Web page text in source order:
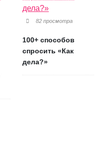
82 просмотра
100+ способов
спросить «Как
дела?»